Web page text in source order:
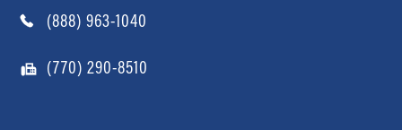
(888) 963-1040
(770) 290-8510